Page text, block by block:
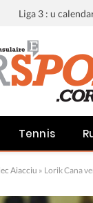
Tennis
Aiacciu » Lorik Cana